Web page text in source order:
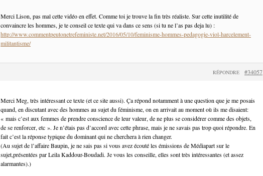
Merci Lison, pas mal cette vidéo en effet. Comme toi je trouve la fin très réaliste. Sur cette inutilité de
convaincre les hommes, je te conseil ce texte qui va dans ce sens (si tu ne l’as pas deja lu) :
http://www.commentpeutonetrefeministe.net/2016/05/10/feminisme-hommes-pedagogie-viol-harcelement-
militantisme/
#34057
RÉPONDRE
Merci Meg, très intéressant ce texte (et ce site aussi). Ça répond notamment à une question que je me posais
quand, en discutant avec des hommes au sujet du féminisme, on en arrivait au moment où ils me disaient:
« mais c’est aux femmes de prendre conscience de leur valeur, de ne plus se considérer comme des objets,
de se renforcer, etc ». Je n’étais pas d’accord avec cette phrase, mais je ne savais pas trop quoi répondre. En
fait c’est la réponse typique du dominant qui ne cherchera à rien changer.
(Au sujet de l’affaire Baupin, je ne sais pas si vous avez écouté les émissions de Médiapart sur le
sujet,présentées par Leila Kaddour-Boudadi. Je vous les conseille, elles sont très intéressantes (et assez
alarmantes).)